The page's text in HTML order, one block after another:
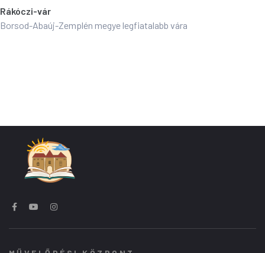
Rákóczi-vár
Borsod-Abaúj-Zemplén megye legfiatalabb vára